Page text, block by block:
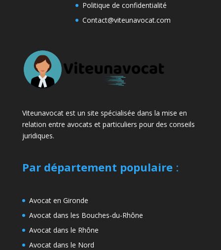
Politique de confidentialité
Contact@viteunavocat.com
Viteunavocat est un site spécialisée dans la mise en
relation entre avocats et particuliers pour des conseils
juridiques.
Par département populaire:
Avocat en Gironde
Avocat dans les Bouches-du-Rhône
Avocat dans le Rhône
Avocat dans le Nord